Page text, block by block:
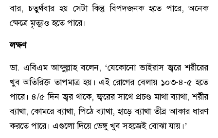
বার, চতুর্থবার হয় সেটা কিন্তু বিপদজনক হতে পারে, অনেক
ক্ষেত্রে মৃত্যুও হতে পারে।
লক্ষণ
ডা. এবিএম আব্দুল্লাহ বলেন, ‘যেকোনো ভাইরাস জ্বরে শরীরের
খুব অতিরিক্ত তাপমাত্র হয়। এই রোগের বেলায় ১০৩-৪-৫ হতে
পারে। ৪/৫ দিন জ্বর থাকে, জ্বরের সাথে প্রচণ্ড মাথা ব্যাথা, শরীর
ব্যাথা, কোমরে ব্যাথা, পিঠে ব্যাথা, হাড়ে ব্যাথা তীব্র আকার ধারণ
করতে পারে। এগুলো দিয়ে ডেঙ্গু খুব সহজেই বোঝা যায়।’